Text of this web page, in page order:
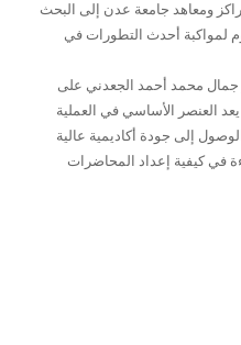
ومعاهد جامعة عدن إلى البحث
لمواكبة أحدث التطورات في
جمال محمد أحمد الجعدني على
العنصر الأساسي في العملية
إلى جودة أكاديمية عالية
في كيفية إعداد المحاضرات